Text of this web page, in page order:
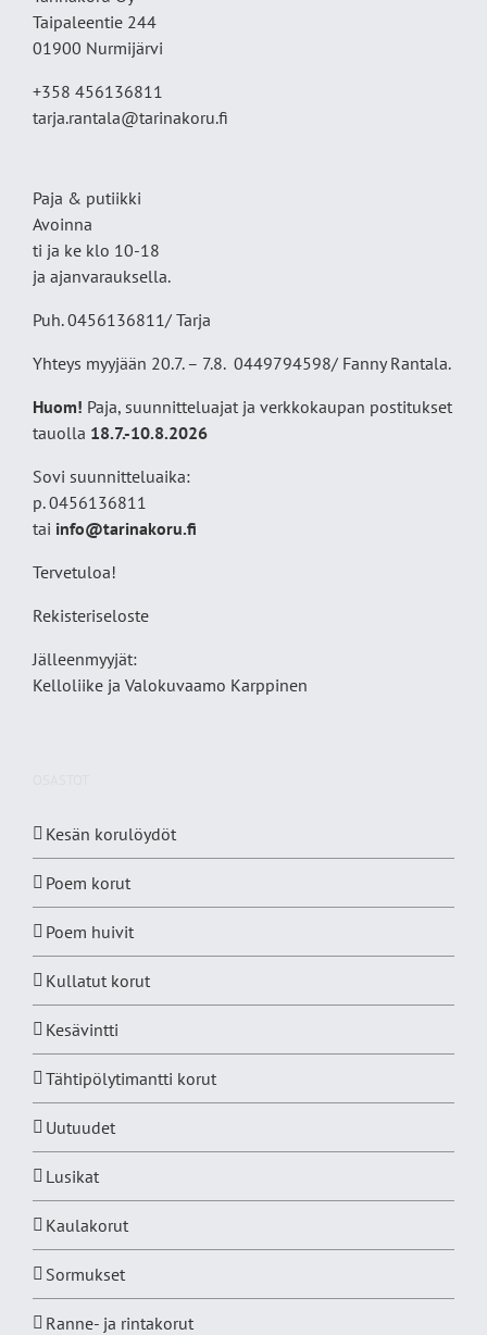
Taipaleentie 244
01900 Nurmijärvi
+358 456136811
tarja.rantala@tarinakoru.fi
Paja & putiikki
Avoinna
ti ja ke klo 10-18
ja ajanvarauksella.
Puh. 0456136811/ Tarja
Yhteys myyjään 20.7. – 7.8. 0449794598/ Fanny Rantala.
Huom! Paja, suunnitteluajat ja verkkokaupan postitukset
tauolla 18.7.-10.8.2026
Sovi suunnitteluaika:
p. 0456136811
tai info@tarinakoru.fi
Tervetuloa!
Rekisteriseloste
Jälleenmyyjät:
Kelloliike ja Valokuvaamo Karppinen
Kesän korulöydöt
Poem korut
Poem huivit
Kullatut korut
Kesävintti
Tähtipölytimantti korut
Uutuudet
Lusikat
Kaulakorut
Sormukset
Ranne- ja rintakorut